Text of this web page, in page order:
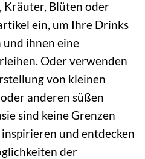
Kräuter, Blüten oder
ein, um Ihre Drinks
ihnen eine
Oder verwenden
von kleinen
anderen süßen
sind keine Grenzen
inspirieren und entdecken
der